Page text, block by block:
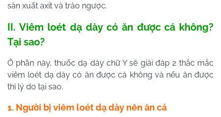
sản xuất axit và trào ngược.
II. Viêm loét dạ dày có ăn được cá không?
Tại sao?
Ở phần này, thuốc dạ dày chữ Y sẽ giải đáp 2 thắc mắc
viêm loét dạ dày có ăn được cá không và nếu ăn được
thì lý do tại sao.
1. Người bị viêm loét dạ dày nên ăn cá